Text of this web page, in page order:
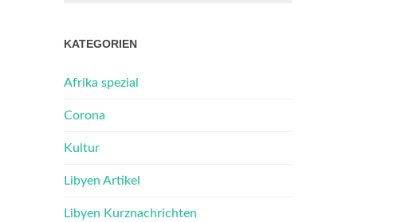
KATEGORIEN
Afrika spezial
Corona
Kultur
Libyen Artikel
Libyen Kurznachrichten